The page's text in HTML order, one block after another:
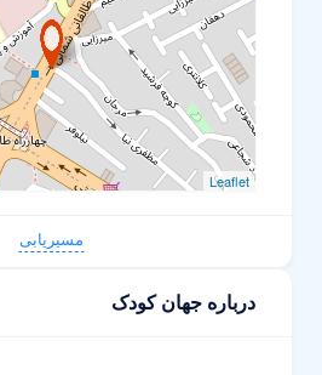
Leaflet
مسیریابی
درباره جهان کودک